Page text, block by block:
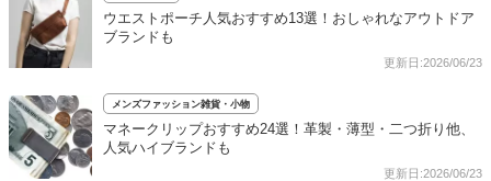
ウエストポーチ人気おすすめ13選！おしゃれなアウトドア
ブランドも
更新日:2026/06/23
メンズファッション雑貨・小物
マネークリップおすすめ24選！革製・薄型・二つ折り他、
人気ハイブランドも
更新日:2026/06/23